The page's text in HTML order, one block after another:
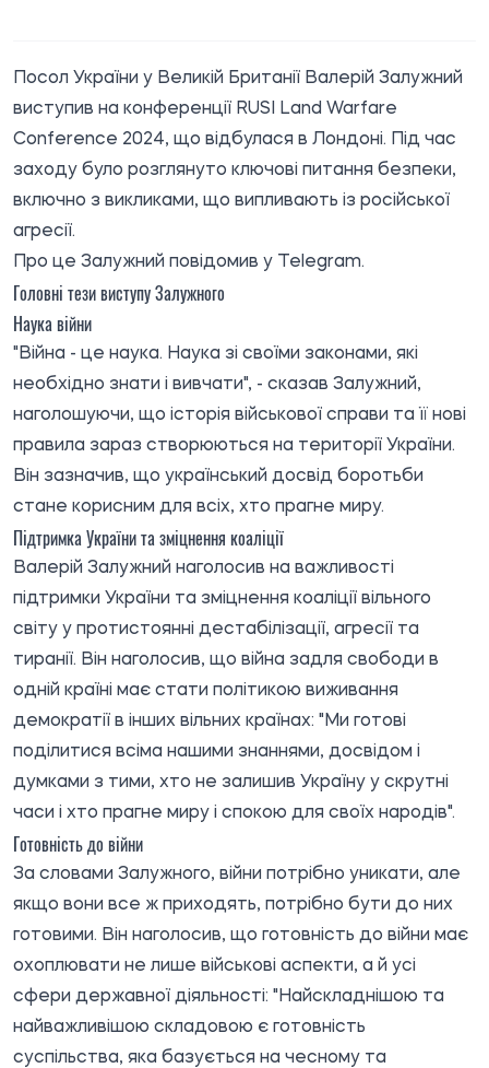
Посол України у Великій Британії Валерій Залужний
виступив на конференції RUSI Land Warfare
Conference 2024, що відбулася в Лондоні. Під час
заходу було розглянуто ключові питання безпеки,
включно з викликами, що випливають із російської
агресії.
Про це Залужний повідомив у Telegram.
Головні тези виступу Залужного
Наука війни
"Війна - це наука. Наука зі своїми законами, які
необхідно знати і вивчати", - сказав Залужний,
наголошуючи, що історія військової справи та її нові
правила зараз створюються на території України.
Він зазначив, що український досвід боротьби
стане корисним для всіх, хто прагне миру.
Підтримка України та зміцнення коаліції
Валерій Залужний наголосив на важливості
підтримки України та зміцнення коаліції вільного
світу у протистоянні дестабілізації, агресії та
тиранії. Він наголосив, що війна задля свободи в
одній країні має стати політикою виживання
демократії в інших вільних країнах: "Ми готові
поділитися всіма нашими знаннями, досвідом і
думками з тими, хто не залишив Україну у скрутні
часи і хто прагне миру і спокою для своїх народів".
Готовність до війни
За словами Залужного, війни потрібно уникати, але
якщо вони все ж приходять, потрібно бути до них
готовими. Він наголосив, що готовність до війни має
охоплювати не лише військові аспекти, а й усі
сфери державної діяльності: "Найскладнішою та
найважливішою складовою є готовність
суспільства, яка базується на чесному та